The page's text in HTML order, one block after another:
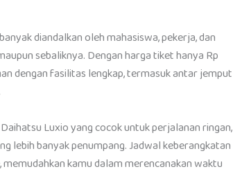
diandalkan oleh mahasiswa, pekerja, dan
sebaliknya. Dengan harga tiket hanya Rp
dengan fasilitas lengkap, termasuk antar jemput
Luxio yang cocok untuk perjalanan ringan,
lebih banyak penumpang. Jadwal keberangkatan
kamu dalam merencanakan waktu